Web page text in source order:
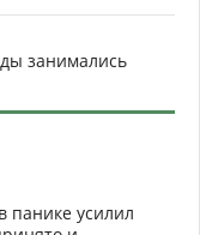
занимались
панике усилил